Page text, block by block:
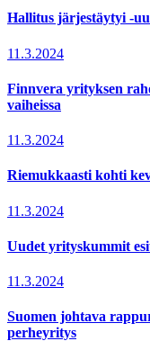
Hallitus järjestäytyi -
11.3.2024
Finnvera yrityksen
vaiheissa
11.3.2024
Riemukkaasti kohti
11.3.2024
Uudet yrityskummit
11.3.2024
Suomen johtava
perheyritys